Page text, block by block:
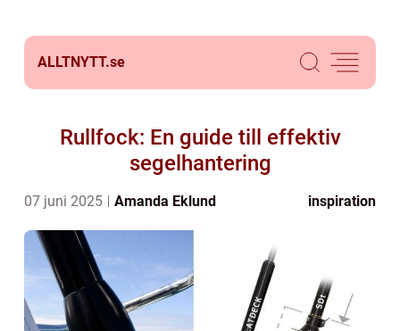
ALLTNYTT.se
Rullfock: En guide till effektiv
segelhantering
07 juni 2025 Amanda Eklund inspiration